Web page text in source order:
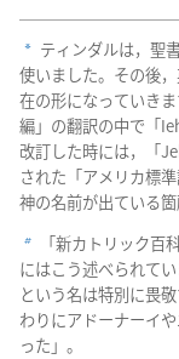
a ティンダルは，聖
使いました。その後
在の形になっていき
編」の翻訳の中で「
改訂した時には，「
された「アメリカ標
神の名前が出ている
b
「新カトリック百
にはこう述べられて
という名は特別に畏
わりにアドーナーイ
った」。